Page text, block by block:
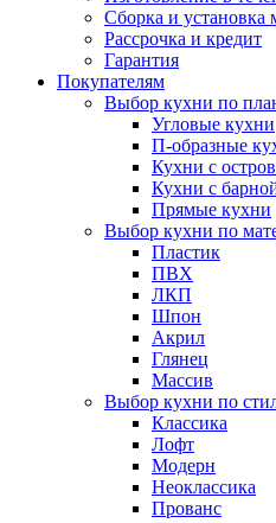
Сборка и установка
Рассрочка и кредит
Гарантия
Покупателям
Выбор кухни по
Угловые кухни
П-образные
Кухни с
Кухни с
Прямые кухни
Выбор кухни по
Пластик
ПВХ
ЛКП
Шпон
Акрил
Глянец
Массив
Выбор кухни по
Классика
Лофт
Модерн
Неоклассика
Прованс